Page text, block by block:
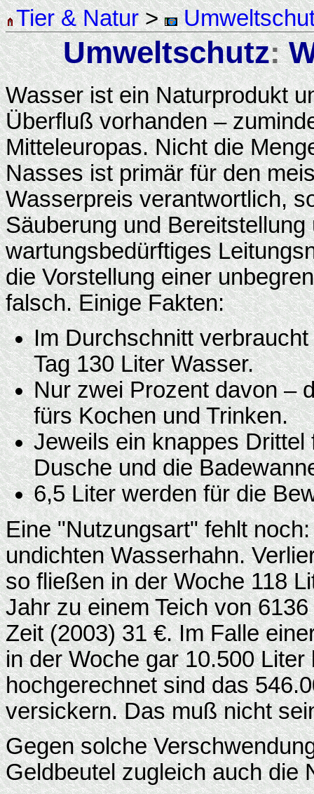
Tier & Natur>
Umweltschutz:
Wasser ist ein Naturprodukt
Überfluß vorhanden –
Mitteleuropas. Nicht die
Nasses ist primär für den
Wasserpreis verantwortlich,
Säuberung und
wartungsbedürftiges
die Vorstellung einer
falsch. Einige Fakten:
Im Durchschnitt
Tag 130 Liter Wasser.
Nur zwei Prozent davon –
fürs Kochen und Trinken.
Jeweils ein knappes Drittel
Dusche und die
6,5 Liter werden für die
Eine "Nutzungsart" fehlt
undichten Wasserhahn.
so fließen in der Woche 118
Jahr zu einem Teich von
Zeit (2003) 31 €. Im Falle
in der Woche gar 10.500
hochgerechnet sind das
versickern. Das muß nicht
Gegen solche
Geldbeutel zugleich auch die